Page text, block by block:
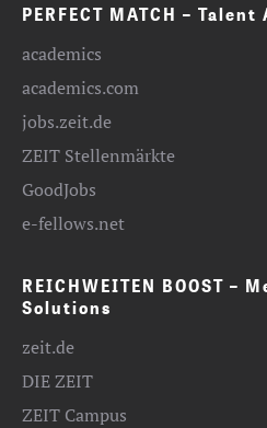
PERFECT MATCH –
academics
academics.com
jobs.zeit.de
ZEIT Stellenmärkte
GoodJobs
e-fellows.net
REICHWEITEN BOOST –
Solutions
zeit.de
DIE ZEIT
ZEIT Campus